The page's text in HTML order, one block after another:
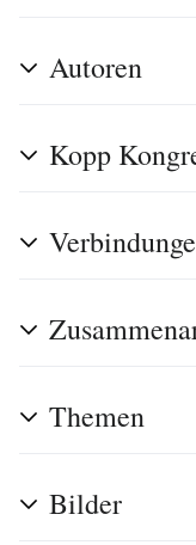
Autoren
Kopp
Themen
Bilder